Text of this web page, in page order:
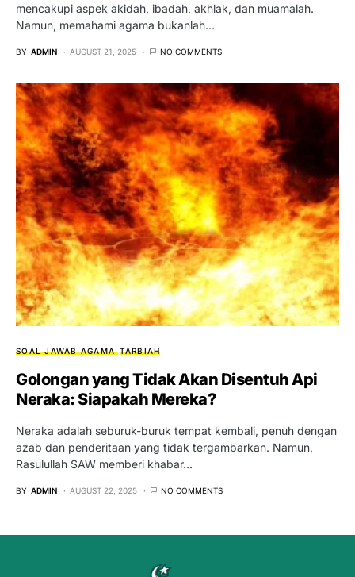
mencakupi aspek akidah, ibadah, akhlak, dan muamalah.
Namun, memahami agama bukanlah…
BY ADMIN AUGUST 21, 2025 NO COMMENTS
SOAL JAWAB AGAMA TARBIAH
Golongan yang Tidak Akan Disentuh Api
Neraka: Siapakah Mereka?
Neraka adalah seburuk-buruk tempat kembali, penuh dengan
azab dan penderitaan yang tidak tergambarkan. Namun,
Rasulullah SAW memberi khabar…
BY ADMIN AUGUST 22, 2025 NO COMMENTS